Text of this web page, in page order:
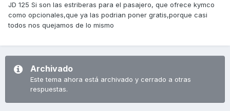
JD 125 Si son las estriberas para el pasajero, que ofrece kymco
como opcionales,que ya las podrian poner gratis,porque casi
todos nos quejamos de lo mismo
Archivado
Este tema ahora está archivado y cerrado a otras
respuestas.